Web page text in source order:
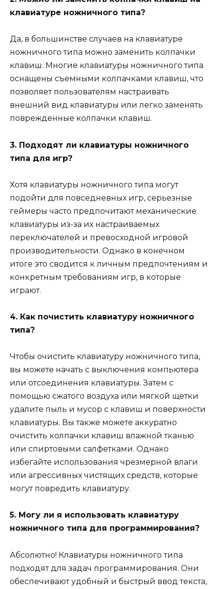
клавиатуре ножничного типа?
Да, в большинстве случаев на клавиатуре
ножничного типа можно заменить колпачки
клавиш. Многие клавиатуры ножничного типа
оснащены съемными колпачками клавиш, что
позволяет пользователям настраивать
внешний вид клавиатуры или легко заменять
поврежденные колпачки клавиш.
3. Подходят ли клавиатуры ножничного
типа для игр?
Хотя клавиатуры ножничного типа могут
подойти для повседневных игр, серьезные
геймеры часто предпочитают механические
клавиатуры из-за их настраиваемых
переключателей и превосходной игровой
производительности. Однако в конечном
итоге это сводится к личным предпочтениям и
конкретным требованиям игр, в которые
играют.
4. Как почистить клавиатуру ножничного
типа?
Чтобы очистить клавиатуру ножничного типа,
вы можете начать с выключения компьютера
или отсоединения клавиатуры. Затем с
помощью сжатого воздуха или мягкой щетки
удалите пыль и мусор с клавиш и поверхности
клавиатуры. Вы также можете аккуратно
очистить колпачки клавиш влажной тканью
или спиртовыми салфетками. Однако
избегайте использования чрезмерной влаги
или агрессивных чистящих средств, которые
могут повредить клавиатуру.
5. Могу ли я использовать клавиатуру
ножничного типа для программирования?
Абсолютно! Клавиатуры ножничного типа
подходят для задач программирования. Они
обеспечивают удобный и быстрый ввод текста,